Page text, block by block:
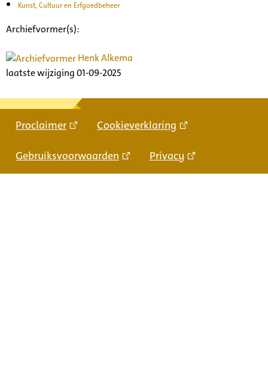
Kunst, Cultuur en Erfgoedbeheer
Archiefvormer(s):
Henk Alkema
laatste wijziging 01-09-2025
Proclaimer Cookieverklaring
Gebruiksvoorwaarden Privacy